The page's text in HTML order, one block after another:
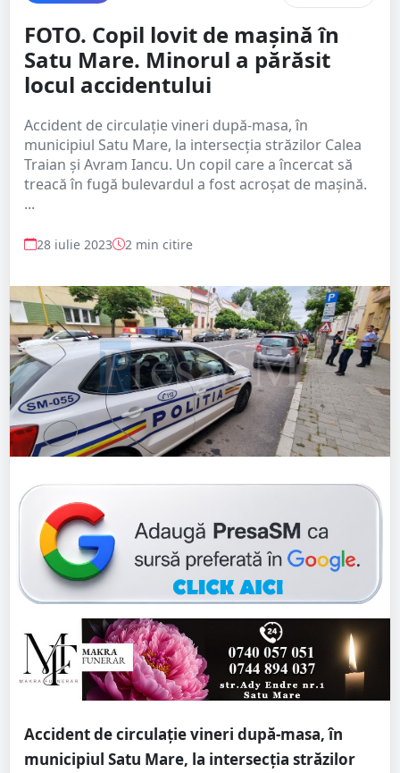
FOTO. Copil lovit de mașină în
Satu Mare. Minorul a părăsit
locul accidentului
Accident de circulație vineri după-masa, în
municipiul Satu Mare, la intersecția străzilor Calea
Traian și Avram Iancu. Un copil care a încercat să
treacă în fugă bulevardul a fost acroșat de mașină.
...
28 iulie 2023 2 min citire
Accident de circulație vineri după-masa, în
municipiul Satu Mare, la intersecția străzilor